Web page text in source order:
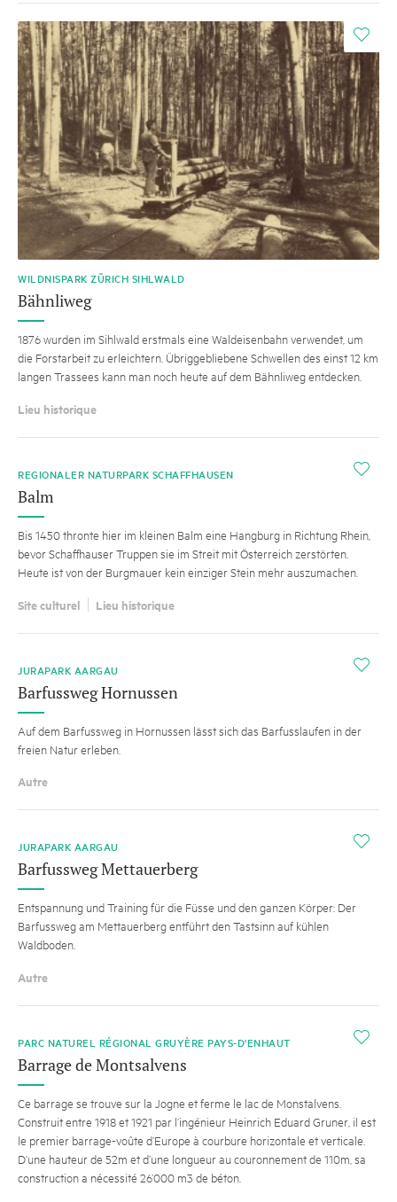
i
WILDNISPARK ZÜRICH SIHLWALD
Bähnliweg
1876 wurden im Sihlwald erstmals eine Waldeisenbahn verwendet, um
die Forstarbeit zu erleichtern. Übriggebliebene Schwellen des einst 12 km
langen Trassees kann man noch heute auf dem Bähnliweg entdecken.
Lieu historique
i
REGIONALER NATURPARK SCHAFFHAUSEN
Balm
Bis 1450 thronte hier im kleinen Balm eine Hangburg in Richtung Rhein,
bevor Schaffhauser Truppen sie im Streit mit Österreich zerstörten.
Heute ist von der Burgmauer kein einziger Stein mehr auszumachen.
Site culturel Lieu historique
i
JURAPARK AARGAU
Barfussweg Hornussen
Auf dem Barfussweg in Hornussen lässt sich das Barfusslaufen in der
freien Natur erleben.
Autre
i
JURAPARK AARGAU
Barfussweg Mettauerberg
Entspannung und Training für die Füsse und den ganzen Körper: Der
Barfussweg am Mettauerberg entführt den Tastsinn auf kühlen
Waldboden.
Autre
i
PARC NATUREL RÉGIONAL GRUYÈRE PAYS-D'ENHAUT
Barrage de Montsalvens
Ce barrage se trouve sur la Jogne et ferme le lac de Monstalvens.
Construit entre 1918 et 1921 par l’ingénieur Heinrich Eduard Gruner, il est
le premier barrage-voûte d’Europe à courbure horizontale et verticale.
D’une hauteur de 52m et d’une longueur au couronnement de 110m, sa
construction a nécessité 26’000 m3 de béton.